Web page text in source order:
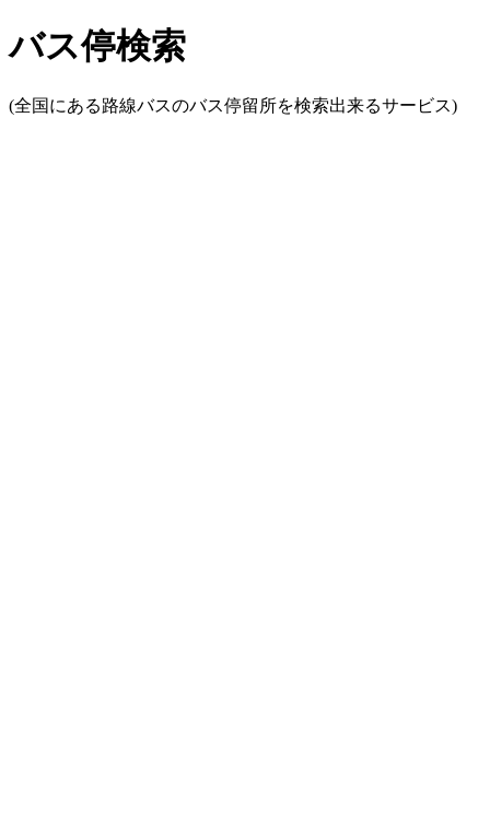
バス停検索
(全国にある路線バスのバス停留所を検索出来るサービス)